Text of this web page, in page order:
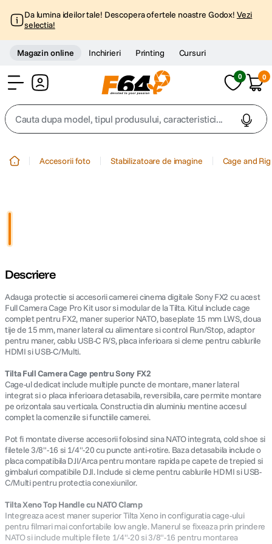
Da lumina ideilor tale! Descopera ofertele noastre Godox! Vezi
selectia!
Magazin online Inchirieri Printing Cursuri
0 0
Cauta dupa model, tipul produsului, caracteristici...
5 canon sx740 hs
6 . lavaliera
7. card memorie
8. ulanzi
9. insta 360
10. godox
Accesorii foto Stabilizatoare de imagine Cage and Rig
Descriere
Adauga protectie si accesorii camerei cinema digitale Sony FX2 cu acest
Full Camera Cage Pro Kit usor si modular de la Tilta. Kitul include cage
complet pentru FX2, maner superior NATO, baseplate 15 mm LWS, doua
tije de 15 mm, maner lateral cu alimentare si control Run/Stop, adaptor
pentru maner, cablu USB-C R/S, placa inferioara si cleme pentru cablurile
HDMI si USB-C/Multi.
Tilta Full Camera Cage pentru Sony FX2
Cage-ul dedicat include multiple puncte de montare, maner lateral
integrat si o placa inferioara detasabila, reversibila, care permite montare
pe orizontala sau verticala. Constructia din aluminiu mentine accesul
complet la comenzile si functiile camerei.
Pot fi montate diverse accesorii folosind sina NATO integrata, cold shoe si
filetele 3/8"-16 si 1/4"-20 cu puncte anti-rotire. Baza detasabila include o
placa compatibila DJI/Arca pentru montare rapida pe capete de trepied si
gimbaluri compatibile DJI. Include si cleme pentru cablurile HDMI si USB-
C/Multi pentru protectia conexiunilor.
Tilta Xeno Top Handle cu NATO Clamp
Integreaza acest maner superior Tilta Xeno in configuratia cage-ului
pentru filmari mai confortabile low angle. Manerul se fixeaza prin prindere
NATO si include multiple filete 1/4"-20 si 3/8"-16 pentru montarea